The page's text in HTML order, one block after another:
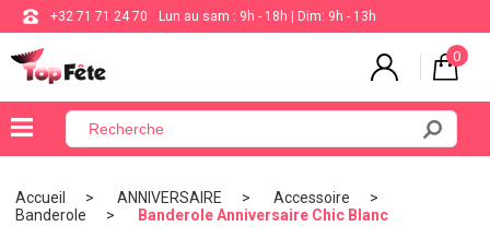
+32 71 71 24 70 Lun au sam : 9h - 18h | Dim: 9h - 13h
0
×
BALLON
Accueil ANNIVERSAIRE
Accessoire
Banderole
Banderole Anniversaire Chic Blanc